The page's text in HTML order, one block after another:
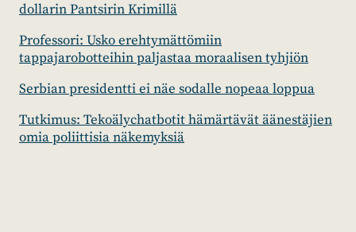
dollarin Pantsirin Krimillä
Professori: Usko erehtymättömiin
tappajarobotteihin paljastaa moraalisen tyhjiön
Serbian presidentti ei näe sodalle nopeaa loppua
Tutkimus: Tekoälychatbotit hämärtävät äänestäjien
omia poliittisia näkemyksiä